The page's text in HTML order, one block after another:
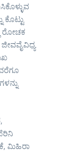
ರೋಚಕ
ಮಿಹಿರಾ